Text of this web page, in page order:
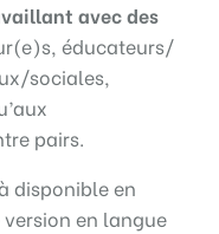
avec des
éducateurs/
sociales,
pairs.
disponible en
en langue